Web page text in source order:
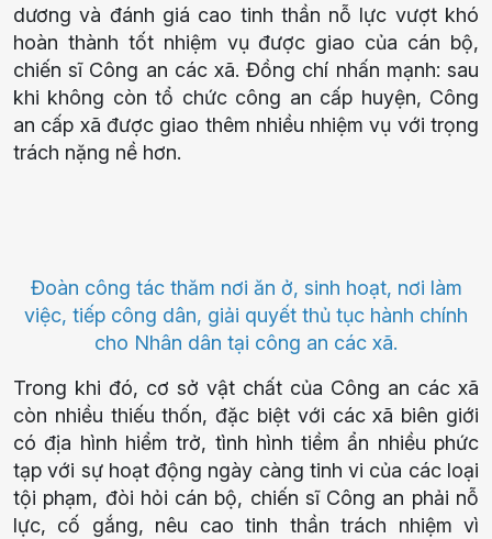
dương và đánh giá cao tinh thần nỗ lực vượt khó
hoàn thành tốt nhiệm vụ được giao của cán bộ,
chiến sĩ Công an các xã. Đồng chí nhấn mạnh: sau
khi không còn tổ chức công an cấp huyện, Công
an cấp xã được giao thêm nhiều nhiệm vụ với trọng
trách nặng nề hơn.
Đoàn công tác thăm nơi ăn ở, sinh hoạt, nơi làm
việc, tiếp công dân, giải quyết thủ tục hành chính
cho Nhân dân tại công an các xã.
Trong khi đó, cơ sở vật chất của Công an các xã
còn nhiều thiếu thốn, đặc biệt với các xã biên giới
có địa hình hiểm trở, tình hình tiềm ẩn nhiều phức
tạp với sự hoạt động ngày càng tinh vi của các loại
tội phạm, đòi hỏi cán bộ, chiến sĩ Công an phải nỗ
lực, cố gắng, nêu cao tinh thần trách nhiệm vì